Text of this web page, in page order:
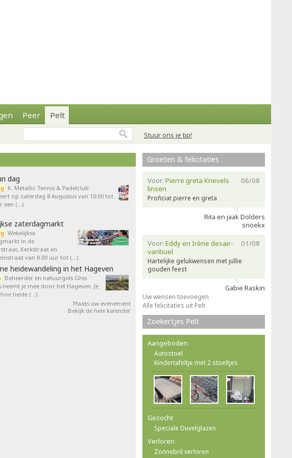
Peer Pelt
Stuur ons je tip!
dag
K. Metallic Tennis & Padelclub
op zaterdag 8 Augustus van 10:00 tot
een (…)
zaterdagmarkt
Wekelijkse
in de
Kerkstraat en
van 8.00 uur tot (…)
heidewandeling in het Hageven
Beheerder en natuurgids Ghis
neemt je mee door het Hageven. Je
heide (…)
Plaats uw evenement
Bekijk de hele kalender
Groeten & felicitaties
06/08
Voor: Pierre greta Knevels
linsen
Proficiat pierre en greta
Rita en jaak Dolders
snoekx
01/08
Voor: Eddy en Irène desair-
vanbuel
Hartelijke gelukwensen met jullie
gouden feest
Gabie Raskin
Uw wensen toevoegen
Alle felicitaties uit Pelt
Zoekertjes Pelt
Aangeboden
Autostoel
Kindertafeltje met 2 stoeltjes
Gezocht
Speciale Duvelglazen
Verloren
Zonnebril verloren